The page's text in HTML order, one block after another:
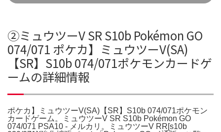
②ミュウツーV SR S10b Pokémon GO
074/071 ポケカ】ミュウツーV(SA)
【SR】S10b 074/071ポケモンカードゲ
ームの詳細情報
ポケカ】ミュウツーV(SA)【SR】S10b 074/071ポケモン
カードゲーム。ミュウツーV SR S10b Pokémon GO
074/071 PSA10 - メルカリ。ミュウツーV RR[s10b